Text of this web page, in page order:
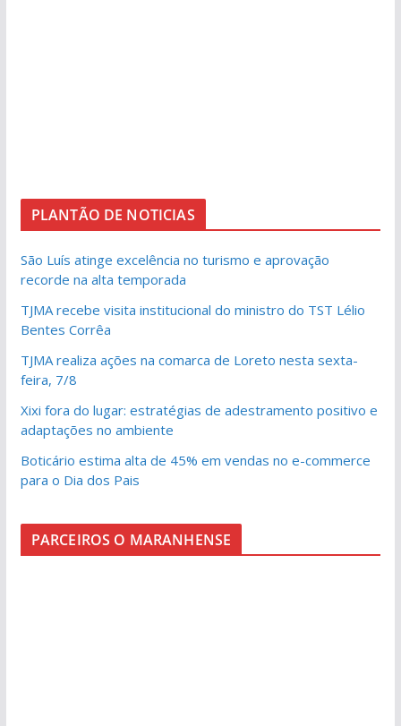
PLANTÃO DE NOTICIAS
São Luís atinge excelência no turismo e aprovação
recorde na alta temporada
TJMA recebe visita institucional do ministro do TST Lélio
Bentes Corrêa
TJMA realiza ações na comarca de Loreto nesta sexta-
feira, 7/8
Xixi fora do lugar: estratégias de adestramento positivo e
adaptações no ambiente
Boticário estima alta de 45% em vendas no e-commerce
para o Dia dos Pais
PARCEIROS O MARANHENSE